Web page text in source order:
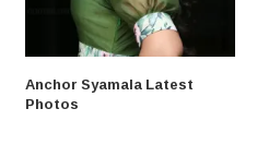
Anchor Syamala Latest
Photos